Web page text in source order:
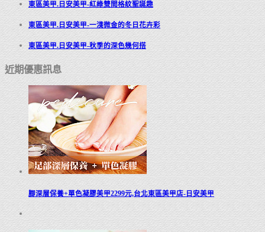
東區美甲.日安美甲-紅綠雙間格紋聖誕趣
東區美甲.日安美甲-一淺微金的冬日花卉彩
東區美甲.日安美甲-秋季的深色幾何搭
近期優惠訊息
腳深層保養+單色凝膠美甲2299元,台北東區美甲店-日安美甲